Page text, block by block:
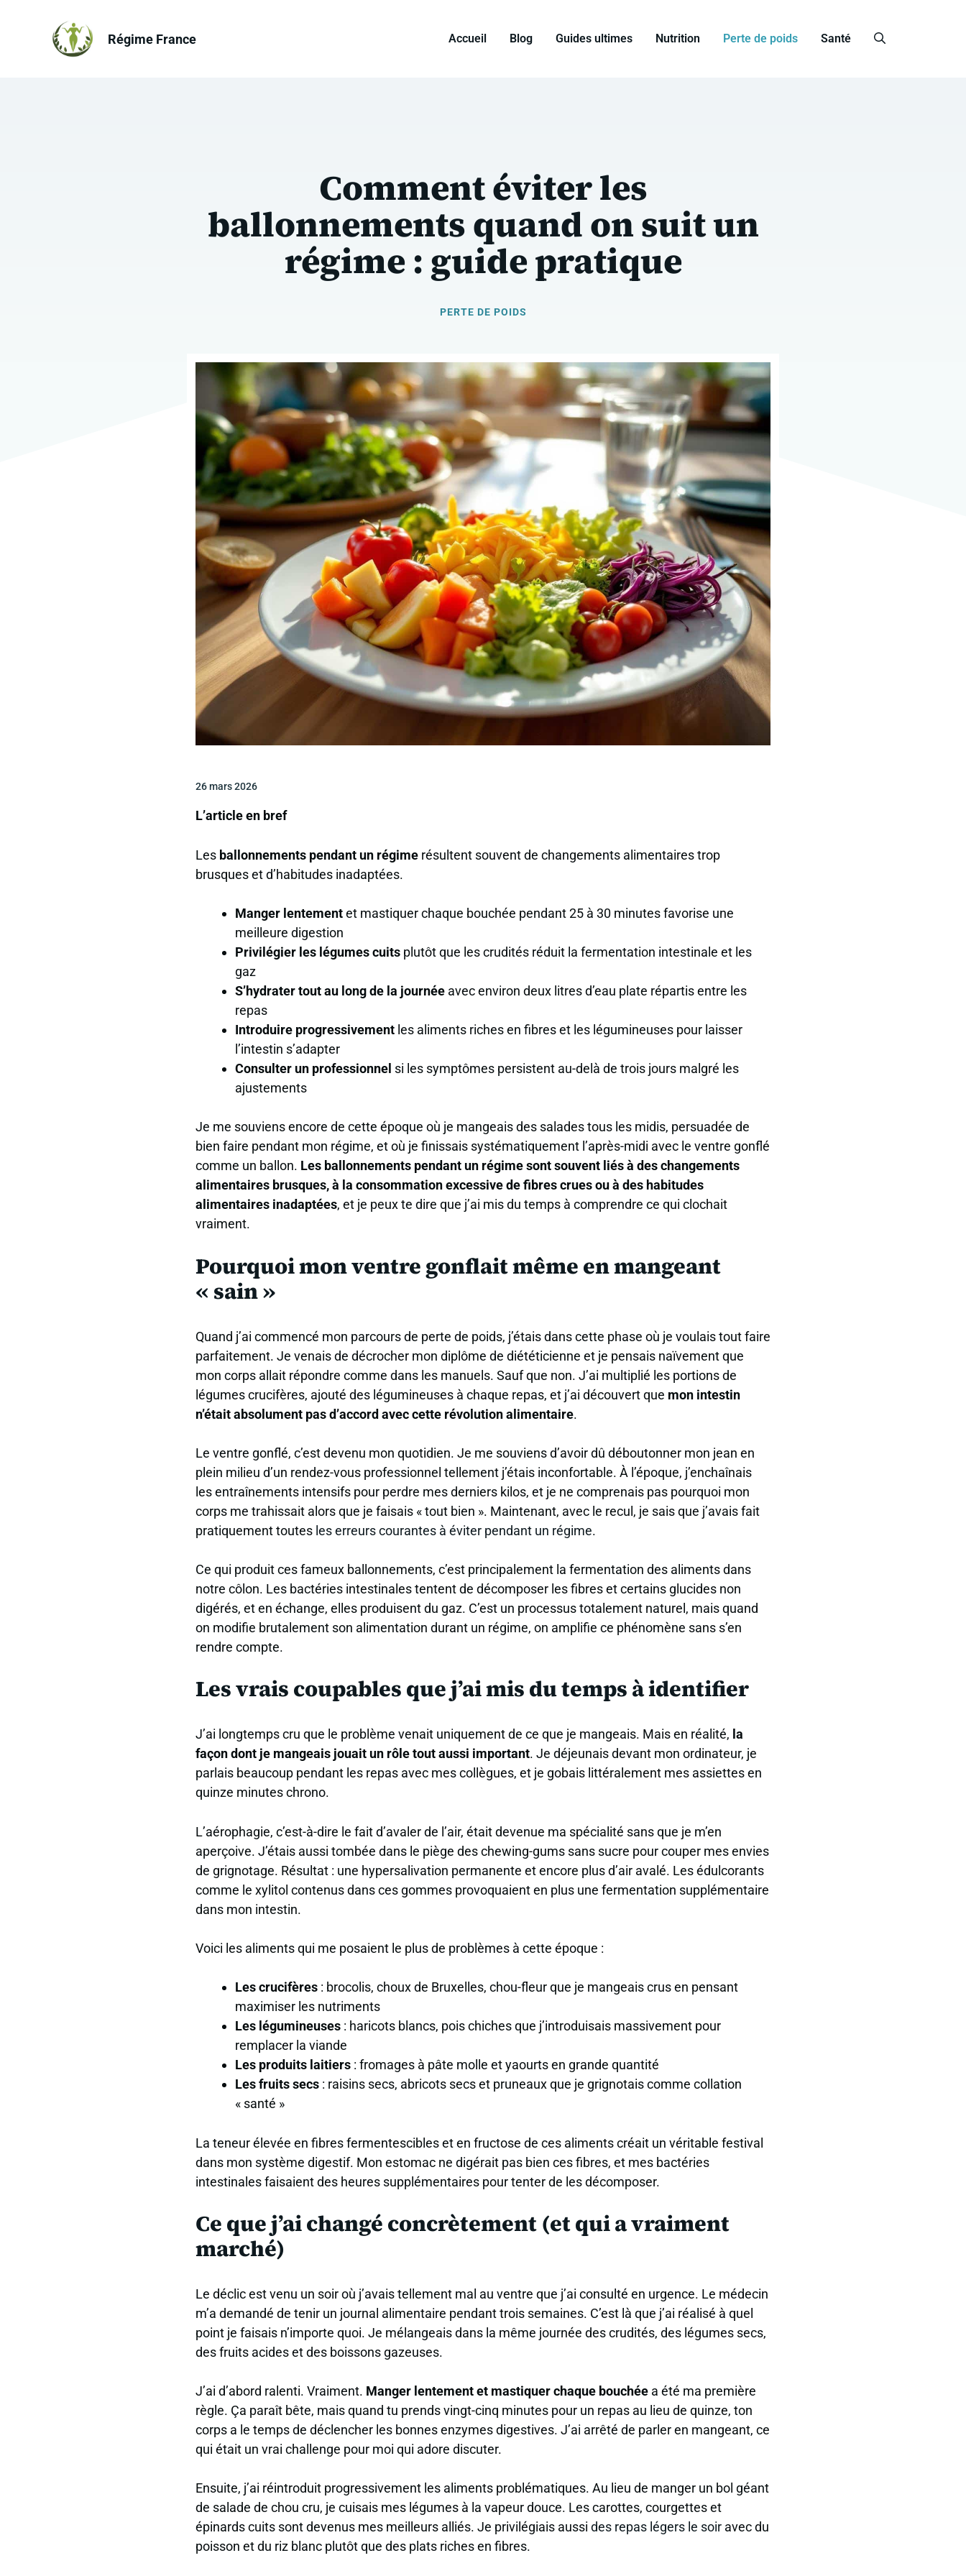
Régime France Accueil Blog Guides ultimes Nutrition Perte de poids Santé
Comment éviter les
ballonnements quand on suit un
régime : guide pratique
PERTE DE POIDS
26 mars 2026
L’article en bref
Les ballonnements pendant un régime résultent souvent de changements alimentaires trop
brusqueset d’habitudes inadaptées.
Manger lentementet mastiquer chaque bouchée pendant25 à 30 minutesfavorise une
meilleure digestion
Privilégier les légumes cuitsplutôt que les crudités réduit la fermentation intestinale et les
gaz
S’hydrater tout au long de la journéeavec environ deux litres d’eau plate répartis entre les
repas
Introduire progressivementles aliments riches en fibres et les légumineuses pour laisser
l’intestin s’adapter
Consulter un professionnel si les symptômes persistent au-delà de trois joursmalgré les
ajustements
Je me souviens encore de cette époque où je mangeais des salades tous les midis, persuadée de
bien faire pendant mon régime, et où je finissais systématiquement l’après-midi avec le ventre gonflé
comme un ballon. Les ballonnements pendant un régime sont souvent liés à des changements
alimentaires brusques, à la consommation excessive de fibres crues ou à des habitudes
alimentaires inadaptées, et je peux te dire que j’ai mis du temps à comprendre ce qui clochait
vraiment.
Pourquoi mon ventre gonflait même en mangeant
« sain »
Quand j’ai commencé mon parcours de perte de poids, j’étais dans cette phase où je voulais tout faire
parfaitement. Je venais de décrocher mon diplôme de diététicienne et je pensais naïvement que
mon corps allait répondre comme dans les manuels. Sauf que non. J’ai multiplié les portions de
légumes crucifères, ajouté des légumineuses à chaque repas, et j’ai découvert que mon intestin
n’était absolument pas d’accord avec cette révolution alimentaire.
Le ventre gonflé, c’est devenu mon quotidien. Je me souviens d’avoir dû déboutonner mon jean en
plein milieu d’un rendez-vous professionnel tellement j’étais inconfortable. À l’époque, j’enchaînais
les entraînements intensifs pour perdre mes derniers kilos, et je ne comprenais pas pourquoi mon
corps me trahissait alors que je faisais « tout bien ». Maintenant, avec le recul, je sais que j’avais fait
pratiquement toutes les erreurs courantes à éviter pendant un régime.
Ce qui produit ces fameux ballonnements, c’est principalement la fermentation des aliments dans
notre côlon. Les bactéries intestinales tentent de décomposer les fibres et certains glucides non
digérés, et en échange, elles produisent du gaz. C’est un processus totalement naturel, mais quand
on modifie brutalement son alimentation durant un régime, on amplifie ce phénomène sans s’en
rendre compte.
Les vrais coupables que j’ai mis du temps à identifier
J’ai longtemps cru que le problème venait uniquement de ce que je mangeais. Mais en réalité, la
façon dont je mangeais jouait un rôle tout aussi important. Je déjeunais devant mon ordinateur, je
parlais beaucoup pendant les repas avec mes collègues, et je gobais littéralement mes assiettes en
quinze minutes chrono.
L’aérophagie, c’est-à-dire le fait d’avaler de l’air, était devenue ma spécialité sans que je m’en
aperçoive. J’étais aussi tombée dans le piège des chewing-gums sans sucre pour couper mes envies
de grignotage. Résultat : une hypersalivation permanente et encore plus d’air avalé. Les édulcorants
comme le xylitol contenus dans ces gommes provoquaient en plus une fermentation supplémentaire
dans mon intestin.
Voici les aliments qui me posaient le plus de problèmes à cette époque :
Les crucifères: brocolis, choux de Bruxelles, chou-fleur que je mangeais crus en pensant
maximiser les nutriments
Les légumineuses: haricots blancs, pois chiches que j’introduisais massivement pour
remplacer la viande
Les produits laitiers: fromages à pâte molle et yaourts en grande quantité
Les fruits secs: raisins secs, abricots secs et pruneaux que je grignotais comme collation
« santé »
La teneur élevée en fibres fermentescibles et en fructose de ces aliments créait un véritable festival
dans mon système digestif. Mon estomac ne digérait pas bien ces fibres, et mes bactéries
intestinales faisaient des heures supplémentaires pour tenter de les décomposer.
Ce que j’ai changé concrètement (et qui a vraiment
marché)
Le déclic est venu un soir où j’avais tellement mal au ventre que j’ai consulté en urgence. Le médecin
m’a demandé de tenir un journal alimentaire pendant trois semaines. C’est là que j’ai réalisé à quel
point je faisais n’importe quoi. Je mélangeais dans la même journée des crudités, des légumes secs,
des fruits acides et des boissons gazeuses.
J’ai d’abord ralenti. Vraiment. Manger lentement et mastiquer chaque bouchée a été ma première
règle. Ça paraît bête, mais quand tu prends vingt-cinq minutes pour un repas au lieu de quinze, ton
corps a le temps de déclencher les bonnes enzymes digestives. J’ai arrêté de parler en mangeant, ce
qui était un vrai challenge pour moi qui adore discuter.
Ensuite, j’ai réintroduit progressivement les aliments problématiques. Au lieu de manger un bol géant
de salade de chou cru, je cuisais mes légumes à la vapeur douce. Les carottes, courgettes et
épinards cuits sont devenus mes meilleurs alliés. Je privilégiais aussi des repas légers le soir avec du
poisson et du riz blanc plutôt que des plats riches en fibres.